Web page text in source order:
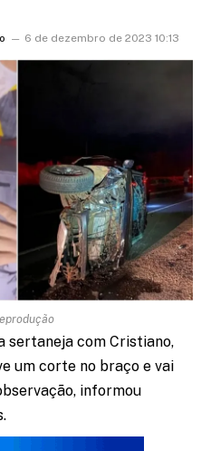
6 de dezembro de 2023 10:13
sertaneja com Cristiano,
um corte no braço e vai
informou